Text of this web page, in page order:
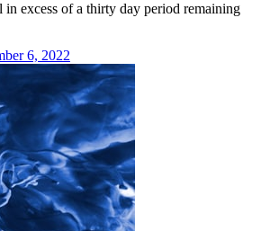
in excess of a thirty day period remaining
6, 2022